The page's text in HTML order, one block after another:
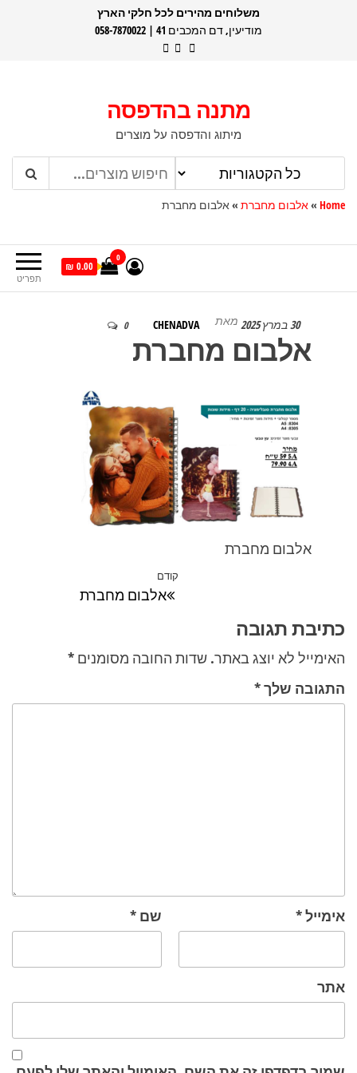
משלוחים מהירים לכל חלקי הארץ
מודיעין, דם המכבים 41 | 058-7870022
מתנה בהדפסה
מיתוג והדפסה על מוצרים
Home
»אלבום מחברת »אלבום מחברת
תפריט
0
0.00 ₪
30 במרץ 2025 מאת CHENADVA
0
אלבום מחברת
אלבום מחברת
הפוסט
הקודם
קודם
אלבום מחברת
כתיבת תגובה
האימייל לא יוצג באתר. שדות החובה מסומנים *
התגובה שלך*
שם * אימייל*
אתר